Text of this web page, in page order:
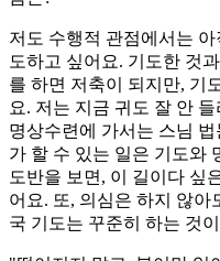
저도 수행적 관점에서는
도하고 싶어요. 기도한 것
를 하면 저축이 되지만, 기
요. 저는 지금 귀도 잘 안
명상수련에 가서는 스님
가 할 수 있는 일은 기도와
도반을 보면, 이 길이다 싶
어요. 또, 의심은 하지 않아
국 기도는 꾸준히 하는 것